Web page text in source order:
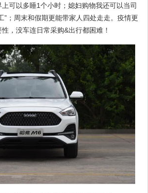
可以多睡1个小时；媳妇购物我还可以当司
”；周末和假期更能带家人四处走走。疫情更
，没车连日常采购&出行都困难！